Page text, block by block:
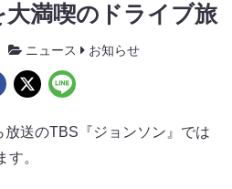
大満喫のドライブ旅
ニュース お知らせ
送のTBS『ジョンソン』では
。